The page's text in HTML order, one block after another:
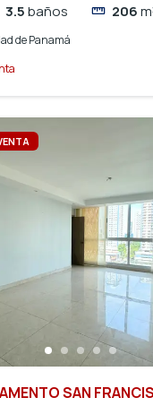
3.5baños 206
de Panamá
SAN